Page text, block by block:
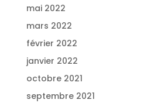
mai 2022
mars 2022
février 2022
janvier 2022
octobre 2021
septembre 2021